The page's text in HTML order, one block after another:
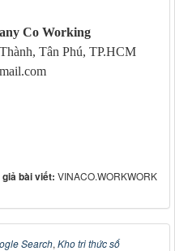
Co Working
Tân Phú, TP.HCM
giả bài viết: VINACO.WORKWORK
Search, Kho tri thức số